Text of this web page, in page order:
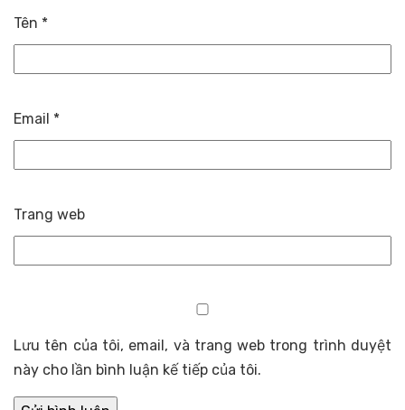
Tên *
Email *
Trang web
Lưu tên của tôi, email, và trang web trong trình duyệt
này cho lần bình luận kế tiếp của tôi.